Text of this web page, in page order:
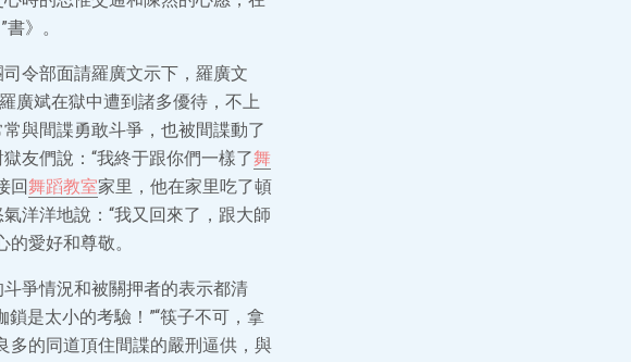
》。
令部面請羅廣文示下，羅廣文
廣斌在獄中遭到諸多優待，不上
與間諜勇敢斗爭，也被間諜動了
友們說：“我終于跟你們一樣了舞
回舞蹈教室家里，他在家里吃了頓
洋洋地說：“我又回來了，跟大師
愛好和尊敬。
爭情況和被關押者的表示都清
是太小的考驗！”“筷子不可，拿
多的同道頂住間諜的嚴刑逼供，與